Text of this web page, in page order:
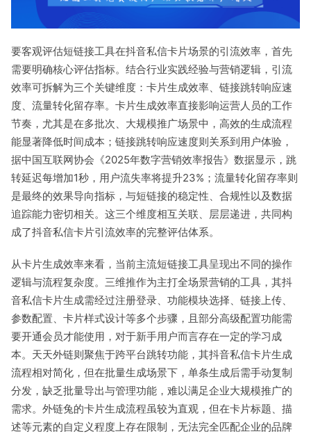
要客观评估短链接工具在抖音私信卡片场景的引流效率，首先
需要明确核心评估指标。结合行业实践经验与营销逻辑，引流
效率可拆解为三个关键维度：卡片生成效率、链接跳转响应速
度、流量转化留存率。卡片生成效率直接影响运营人员的工作
节奏，尤其是在多批次、大规模推广场景中，高效的生成流程
能显著降低时间成本；链接跳转响应速度则关系到用户体验，
据中国互联网协会《2025年数字营销效率报告》数据显示，跳
转延迟每增加1秒，用户流失率将提升23%；流量转化留存率则
是最终的效果导向指标，与短链接的稳定性、合规性以及数据
追踪能力密切相关。这三个维度相互关联、层层递进，共同构
成了抖音私信卡片引流效率的完整评估体系。
从卡片生成效率来看，当前主流短链接工具呈现出不同的操作
逻辑与流程复杂度。三维推作为主打全场景营销的工具，其抖
音私信卡片生成需经过注册登录、功能模块选择、链接上传、
参数配置、卡片样式设计等多个步骤，且部分高级配置功能需
要开通会员才能使用，对于新手用户而言存在一定的学习成
本。天天外链则聚焦于跨平台跳转功能，其抖音私信卡片生成
流程相对简化，但在批量生成场景下，单条生成后需手动复制
分发，缺乏批量导出与管理功能，难以满足企业大规模推广的
需求。外链兔的卡片生成流程虽较为直观，但在卡片标题、描
述等元素的自定义程度上存在限制，无法完全匹配企业的品牌